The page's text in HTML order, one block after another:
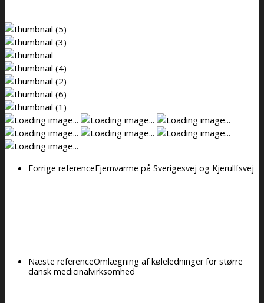
Forrige referenceFjernvarme på Sverigesvej og Kjerullfsvej
Næste referenceOmlægning af køleledninger for større
dansk medicinalvirksomhed